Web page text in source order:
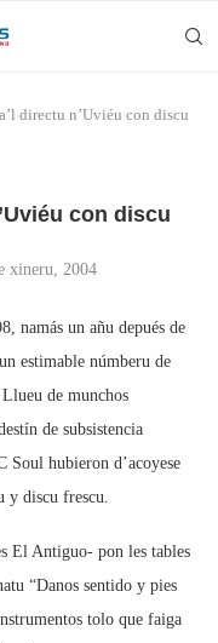
directu n’Uviéu con discu
con discu
xineru, 2004
namás un añu depués de
estimable númberu de
de munchos
de subsistencia
Soul hubieron d’acoyese
y discu frescu.
El Antiguo- pon les tables
“Danos sentido y pies
tolo que faiga